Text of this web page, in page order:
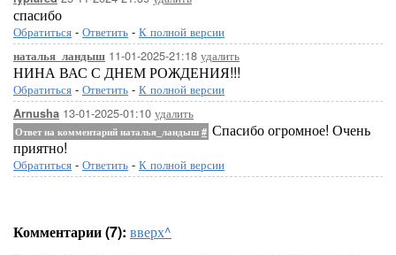
спасибо
Обратиться - Ответить - К полной версии
наталья_ландыш 11-01-2025-21:18 удалить
НИНА ВАС С ДНЕМ РОЖДЕНИЯ!!!
Обратиться - Ответить - К полной версии
Arnusha 13-01-2025-01:10 удалить
Ответ на комментарий наталья_ландыш # Спасибо огромное! Очень
приятно!
Обратиться - Ответить - К полной версии
Комментарии (7): вверх^